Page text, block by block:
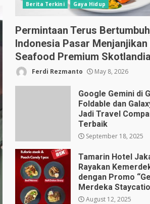
Berita Terkini Gaya Hidup
Permintaan Terus
Indonesia Pasar Menjanjikan
Seafood Premium Skotlandia
Ferdi Rezmanto May 8, 2026
Google Gemini di
Foldable dan
Jadi Travel
Terbaik
September 18, 2025
Tamarin Hotel
Rayakan
dengan Promo
Merdeka
August 12, 2025